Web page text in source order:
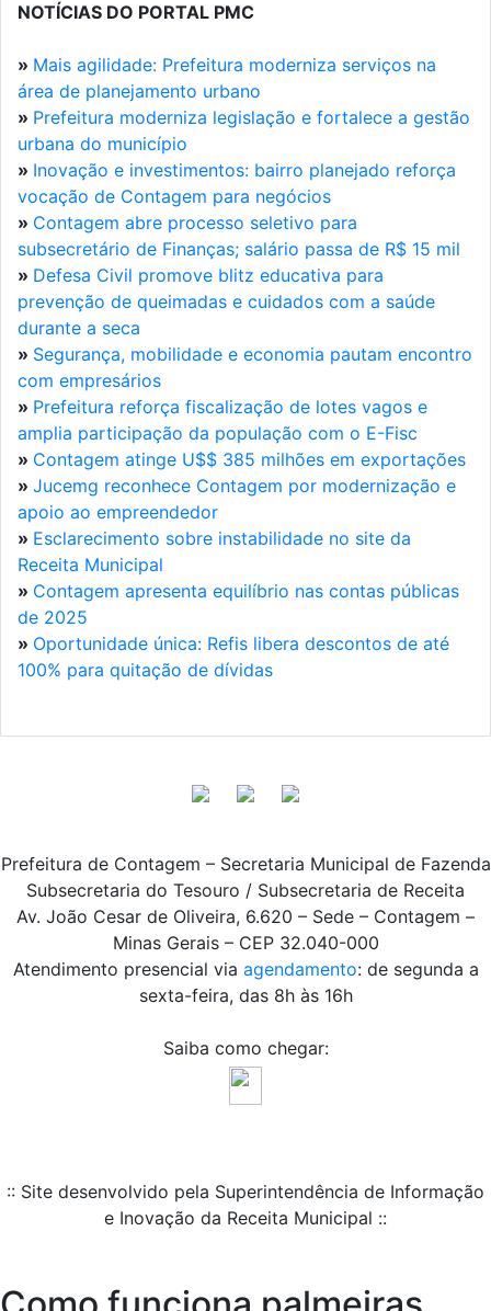
NOTÍCIAS DO PORTAL PMC
» Mais agilidade: Prefeitura moderniza serviços na
área de planejamento urbano
» Prefeitura moderniza legislação e fortalece a gestão
urbana do município
» Inovação e investimentos: bairro planejado reforça
vocação de Contagem para negócios
» Contagem abre processo seletivo para
subsecretário de Finanças; salário passa de R$ 15 mil
» Defesa Civil promove blitz educativa para
prevenção de queimadas e cuidados com a saúde
durante a seca
» Segurança, mobilidade e economia pautam encontro
com empresários
» Prefeitura reforça fiscalização de lotes vagos e
amplia participação da população com o E-Fisc
» Contagem atinge U$$ 385 milhões em exportações
» Jucemg reconhece Contagem por modernização e
apoio ao empreendedor
» Esclarecimento sobre instabilidade no site da
Receita Municipal
» Contagem apresenta equilíbrio nas contas públicas
de 2025
» Oportunidade única: Refis libera descontos de até
100% para quitação de dívidas
Prefeitura de Contagem – Secretaria Municipal de Fazenda
Subsecretaria do Tesouro / Subsecretaria de Receita
Av. João Cesar de Oliveira, 6.620 – Sede – Contagem –
Minas Gerais – CEP 32.040-000
Atendimento presencial via agendamento: de segunda a
sexta-feira, das 8h às 16h
Saiba como chegar:
:: Site desenvolvido pela Superintendência de Informação
e Inovação da Receita Municipal ::